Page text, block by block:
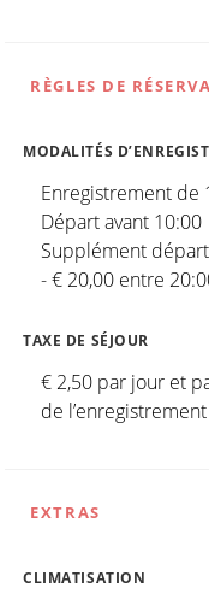
RÈGLES DE
MODALITÉS
Enregistrement de
Départ avant 10:00
Supplément
- € 20,00 entre
TAXE DE SÉJOUR
€ 2,50 par jour et
de
EXTRAS
CLIMATISATION